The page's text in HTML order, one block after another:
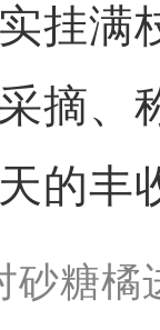
挂满
摘、
的丰